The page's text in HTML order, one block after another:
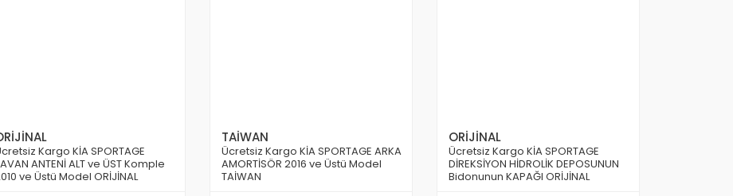
Kargo KİA SPORTAGE
ANTENİ ALT ve ÜST Komple
ve Üstü Model ORİJİNAL
TAİWAN
Ücretsiz Kargo KİA SPORTAGE ARKA
AMORTİSÖR 2016 ve Üstü Model
TAİWAN
ORİJİNAL
Ücretsiz Kargo KİA SPORTAGE
DİREKSİYON HİDROLİK DEPOSUNUN
Bidonunun KAPAĞI ORİJİNAL